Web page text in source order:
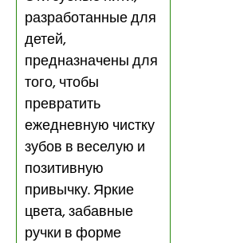
разработанные для
детей,
предназначены для
того, чтобы
превратить
ежедневную чистку
зубов в веселую и
позитивную
привычку. Яркие
цвета, забавные
ручки в форме